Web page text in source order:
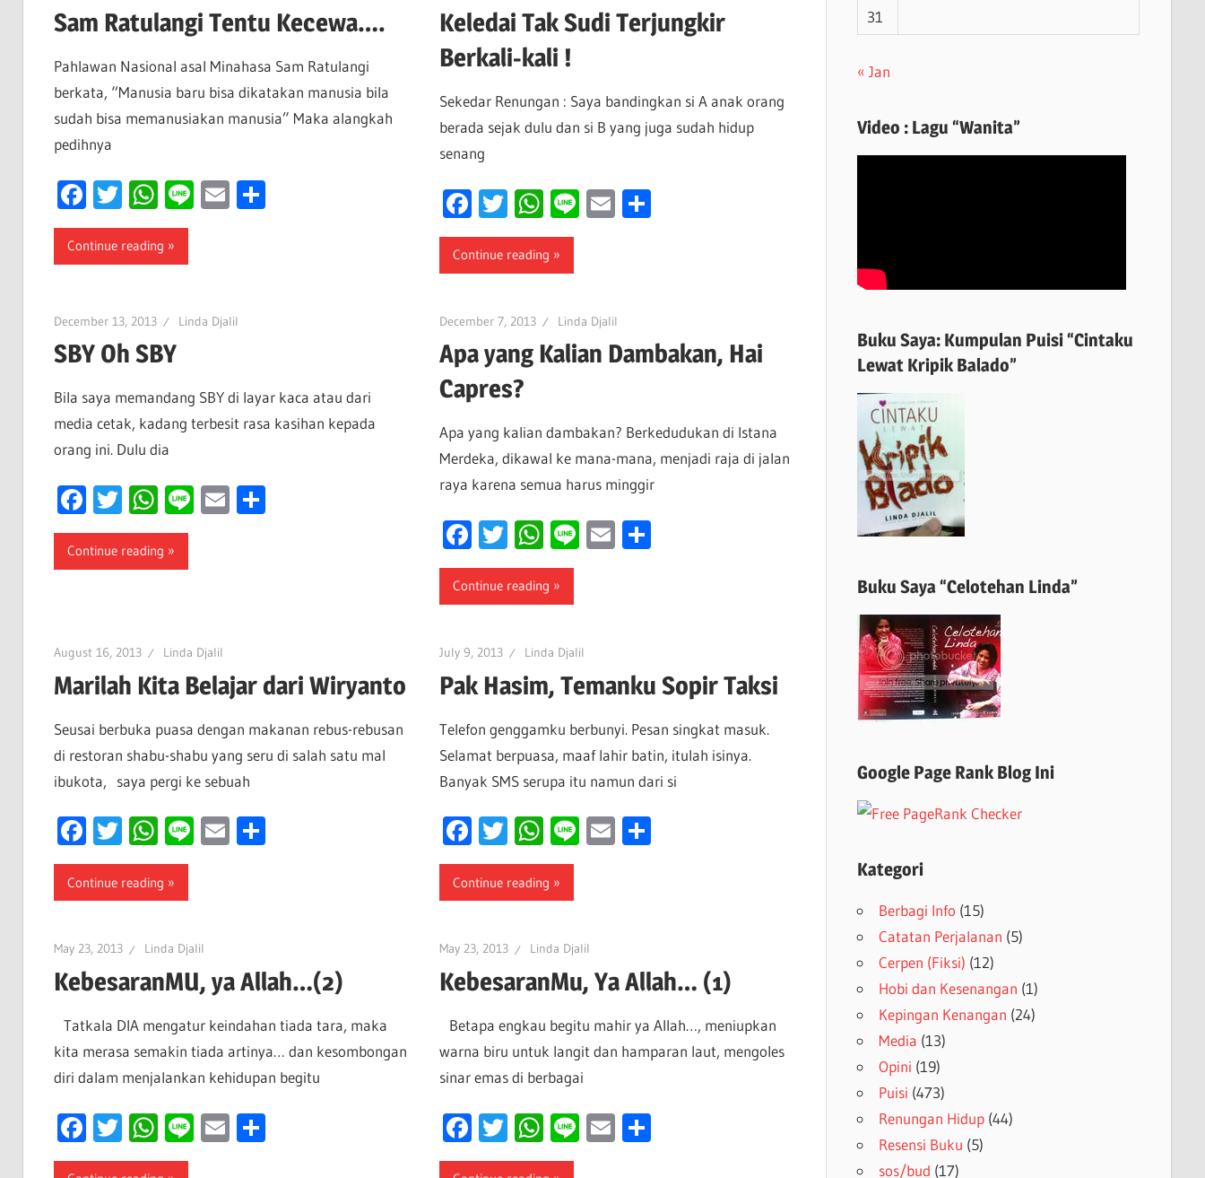
Sam Ratulangi Tentu Kecewa….
Pahlawan Nasional asal Minahasa Sam Ratulangi
berkata, “Manusia baru bisa dikatakan manusia bila
sudah bisa memanusiakan manusia” Maka alangkah
pedihnya
Facebook
Twitter
WhatsApp
LineEmailShare
Continue reading
Keledai Tak Sudi Terjungkir
Berkali-kali !
Sekedar Renungan : Saya bandingkan si A anak orang
berada sejak dulu dan si B yang juga sudah hidup
senang
Facebook
Twitter
WhatsApp
LineEmailShare
Continue reading
December 13, 2013 Linda Djalil
SBY Oh SBY
Bila saya memandang SBY di layar kaca atau dari
media cetak, kadang terbesit rasa kasihan kepada
orang ini. Dulu dia
Facebook
Twitter
WhatsApp
LineEmailShare
Continue reading
December 7, 2013 Linda Djalil
Apa yang Kalian Dambakan, Hai
Capres?
Apa yang kalian dambakan? Berkedudukan di Istana
Merdeka, dikawal ke mana-mana, menjadi raja di jalan
raya karena semua harus minggir
Facebook
Twitter
WhatsApp
LineEmailShare
Continue reading
August 16, 2013 Linda Djalil
Marilah Kita Belajar dari Wiryanto
Seusai berbuka puasa dengan makanan rebus-rebusan
di restoran shabu-shabu yang seru di salah satu mal
ibukota, saya pergi ke sebuah
Facebook
Twitter
WhatsApp
LineEmailShare
Continue reading
July 9, 2013 Linda Djalil
Pak Hasim, Temanku Sopir Taksi
Telefon genggamku berbunyi. Pesan singkat masuk.
Selamat berpuasa, maaf lahir batin, itulah isinya.
Banyak SMS serupa itu namun dari si
Facebook
Twitter
WhatsApp
LineEmailShare
Continue reading
May 23, 2013 Linda Djalil
KebesaranMU, ya Allah…(2)
Tatkala DIA mengatur keindahan tiada tara, maka
kita merasa semakin tiada artinya… dan kesombongan
diri dalam menjalankan kehidupan begitu
Facebook
Twitter
WhatsApp
LineEmailShare
May 23, 2013 Linda Djalil
KebesaranMu, Ya Allah… (1)
Betapa engkau begitu mahir ya Allah…, meniupkan
warna biru untuk langit dan hamparan laut, mengoles
sinar emas di berbagai
Facebook
Twitter
WhatsApp
LineEmailShare
31
« Jan
Video : Lagu “Wanita”
Buku Saya: Kumpulan Puisi “Cintaku
Lewat Kripik Balado”
Buku Saya “Celotehan Linda”
Google Page Rank Blog Ini
Kategori
Berbagi Info (15)
Catatan Perjalanan (5)
Cerpen (Fiksi) (12)
Hobi dan Kesenangan (1)
Kepingan Kenangan (24)
Media (13)
Opini (19)
Puisi (473)
Renungan Hidup(44)
Resensi Buku (5)
sos/bud (17)